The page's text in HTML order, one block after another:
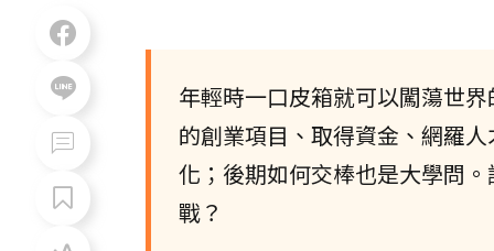
年輕時一口皮箱就可以闖蕩世界
的創業項目、取得資金、網羅
化；後期如何交棒也是大學問
戰？